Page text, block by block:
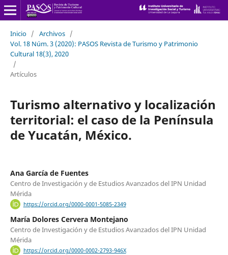
Inicio / Archivos /
Vol. 18 Núm. 3 (2020): PASOS Revista de Turismo y Patrimonio
Cultural 18(3), 2020
/
Artículos
Turismo alternativo y localización
territorial: el caso de la Península
de Yucatán, México.
Ana García de Fuentes
Centro de Investigación y de Estudios Avanzados del IPN Unidad
Mérida
https://orcid.org/0000-0001-5085-2349
María Dolores Cervera Montejano
Centro de Investigación y de Estudios Avanzados del IPN Unidad
Mérida
https://orcid.org/0000-0002-2793-946X